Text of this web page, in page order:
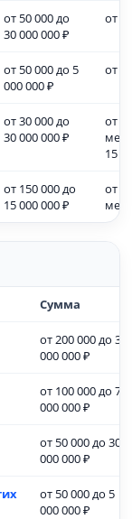
от 50 000 до
30 000 000 ₽
от 1
от 50 000 до 5
000 000 ₽
от 1
от 30 000 до
30 000 000 ₽
от
15
от 150 000 до
15 000 000 ₽
от
Сумма
от 200 000 до 30
000 000 ₽
от 100 000 до 7
000 000 ₽
от 50 000 до 30
000 000 ₽
от 50 000 до 5
000 000 ₽